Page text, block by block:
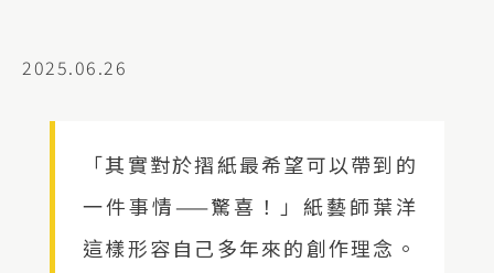
2025.06.26
「其實對於摺紙最希望可以帶到的
一件事情——驚喜！」紙藝師葉洋
這樣形容自己多年來的創作理念。